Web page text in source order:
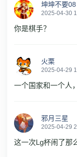
坤坤不要08
2025-04-30
你是棋手？
火栗
2025-04-29
一个国家和一个人
邪月三星
2025-04-29
这一次Lg杯闹了那